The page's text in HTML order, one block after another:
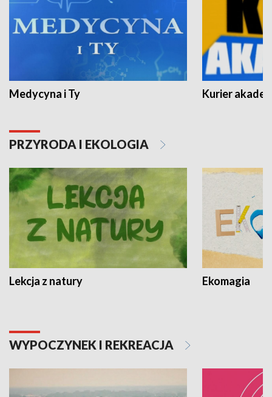
Medycyna i Ty Kurier
PRZYRODA I EKOLOGIA
Lekcja z natury Ekomagia
WYPOCZYNEK I REKREACJA